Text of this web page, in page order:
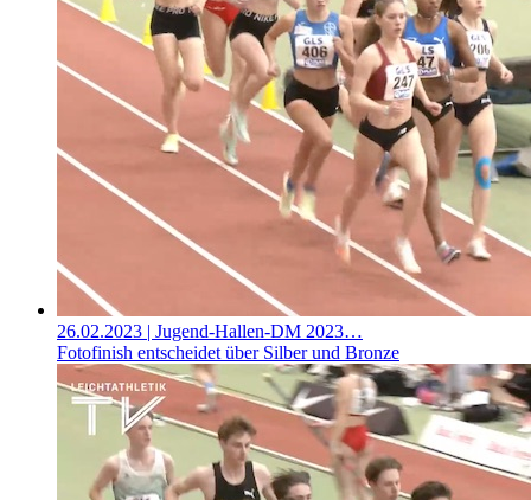
26.02.2023 | Jugend-Hallen-DM 2023…
Fotofinish entscheidet über Silber und Bronze